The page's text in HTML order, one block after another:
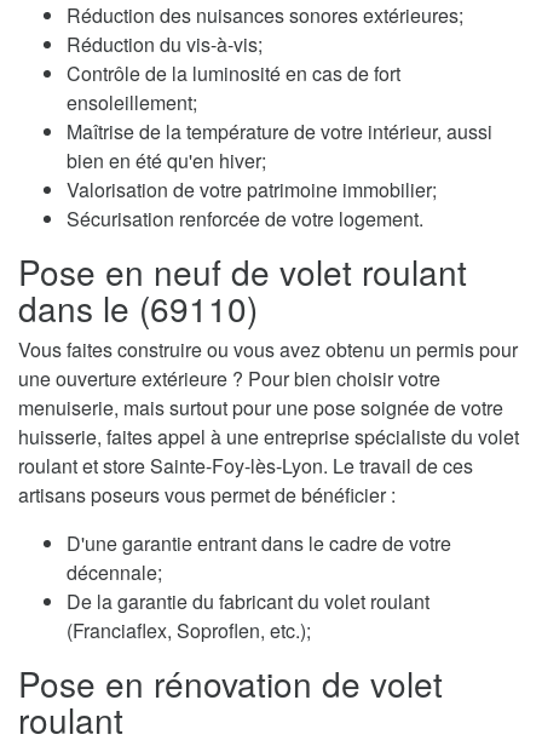
Réduction des nuisances sonores extérieures;
Réduction du vis-à-vis;
Contrôle de la luminosité en cas de fort
ensoleillement;
Maîtrise de la température de votre intérieur, aussi
bien en été qu'en hiver;
Valorisation de votre patrimoine immobilier;
Sécurisation renforcée de votre logement.
Pose en neuf de volet roulant
dans le (69110)
Vous faites construire ou vous avez obtenu un permis pour
une ouverture extérieure ? Pour bien choisir votre
menuiserie, mais surtout pour une pose soignée de votre
huisserie, faites appel à une entreprise spécialiste du volet
roulant et store Sainte-Foy-lès-Lyon. Le travail de ces
artisans poseurs vous permet de bénéficier :
D'une garantie entrant dans le cadre de votre
décennale;
De la garantie du fabricant du volet roulant
(Franciaflex, Soproflen, etc.);
Pose en rénovation de volet
roulant